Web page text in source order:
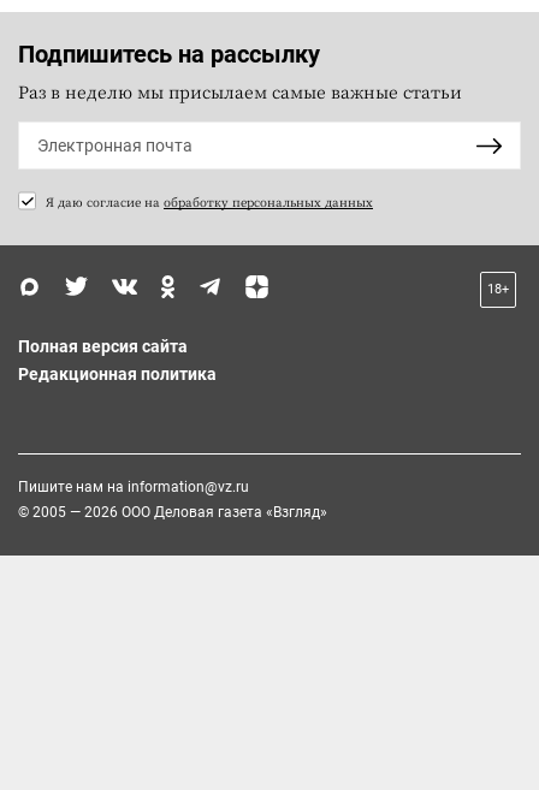
Подпишитесь на рассылку
Раз в неделю мы присылаем самые важные статьи
Я даю согласие на обработку персональных данных
18+
Полная версия сайта
Редакционная политика
Пишите нам на information@vz.ru
© 2005 — 2026 ООО Деловая газета «Взгляд»